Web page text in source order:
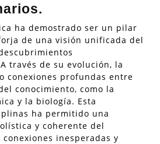
ha demostrado ser un pilar
de una visión unificada del
través de su evolución, la
conexiones profundas entre
conocimiento, como la
y la biología. Esta
ha permitido una
y coherente del
inesperadas y